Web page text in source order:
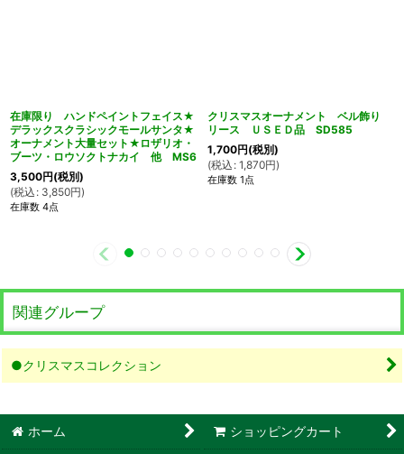
在庫限り ハンドペイントフェイス★
デラックスクラシックモールサンタ★
オーナメント大量セット★ロザリオ・
ブーツ・ロウソクトナカイ 他 MS6
3,500円(税別)
(税込 : 3,850円)
在庫数 4点
クリスマスオーナメント ベル飾り
リース ＵＳＥＤ品 SD585
1,700円(税別)
(税込 : 1,870円)
在庫数 1点
関連グループ
●クリスマスコレクション
ホーム ショッピングカート